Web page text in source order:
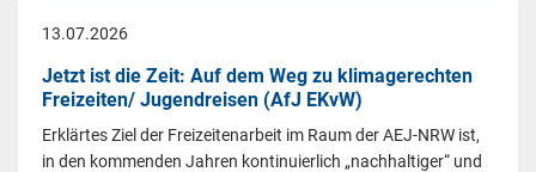
13.07.2026
Jetzt ist die Zeit: Auf dem Weg zu klimagerechten
Freizeiten/ Jugendreisen (AfJ EKvW)
Erklärtes Ziel der Freizeitenarbeit im Raum der AEJ-NRW ist,
in den kommenden Jahren kontinuierlich „nachhaltiger“ und